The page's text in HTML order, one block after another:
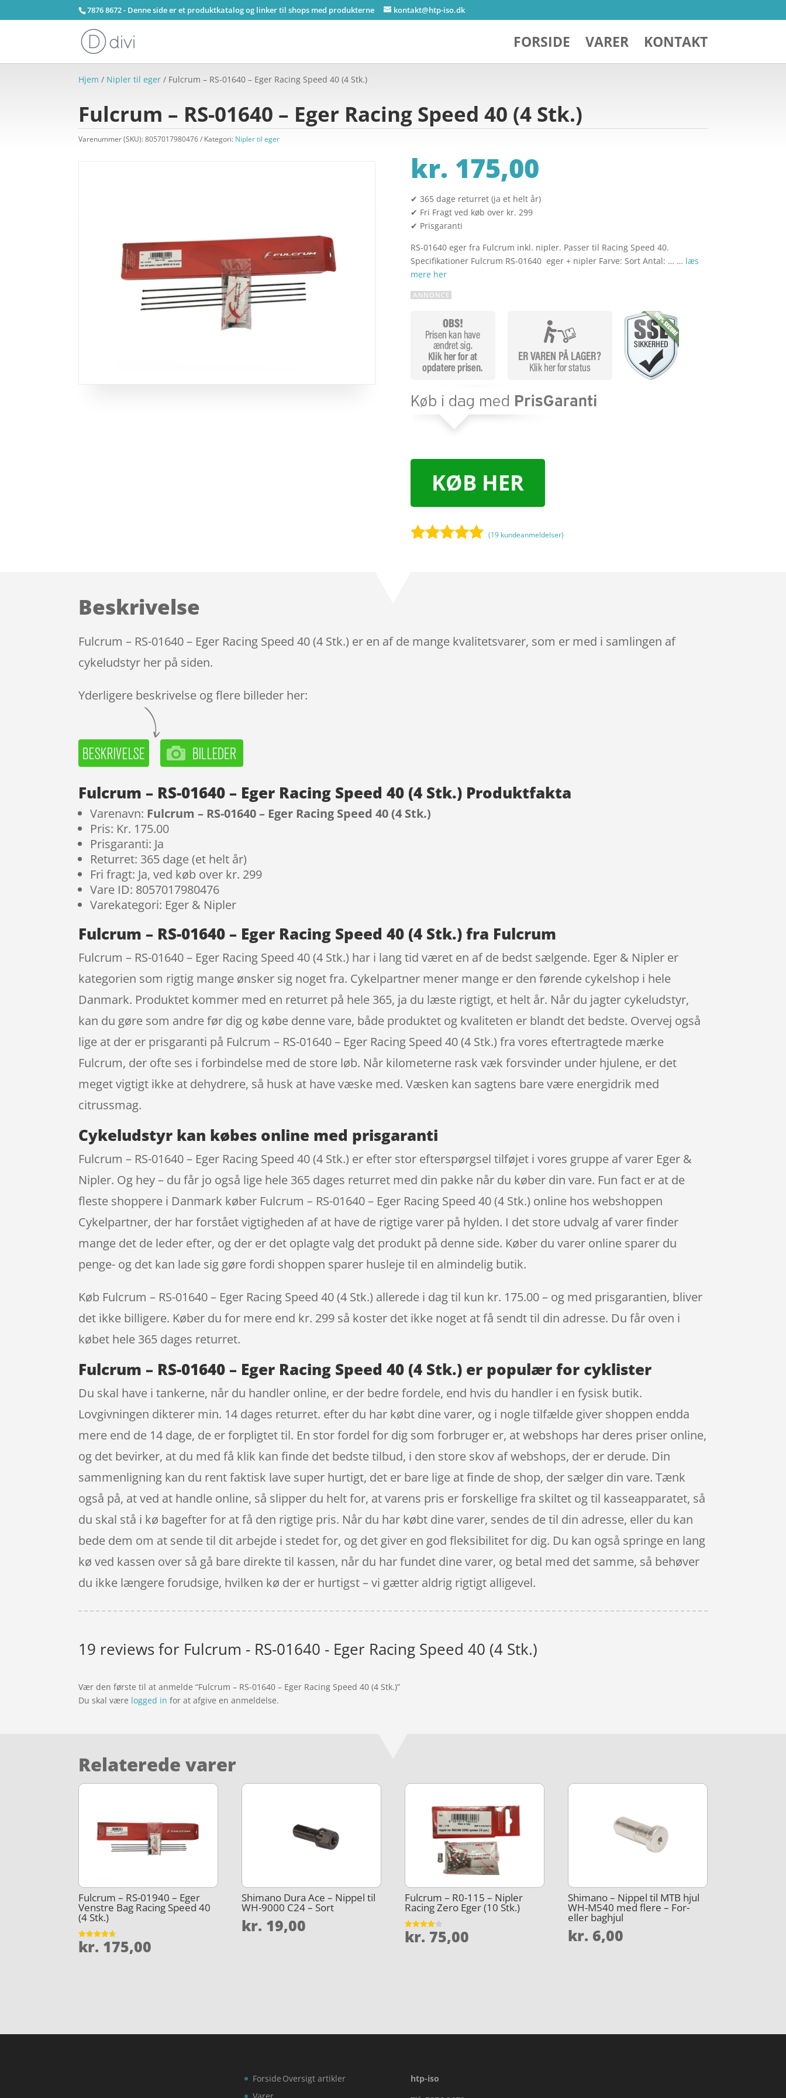
7876 8672 - Denne side er et produktkatalog og linker til shops med produkterne kontakt@htp-iso.dk
FORSIDE VARER KONTAKT
Hjem / Nipler til eger / Fulcrum – RS-01640 – Eger Racing Speed 40 (4 Stk.)
Fulcrum – RS-01640 – Eger Racing Speed 40 (4 Stk.)
Varenummer (SKU):8057017980476 Kategori: Nipler til eger
kr. 175,00
✔ 365 dage returret (ja et helt år)
✔ Fri Fragt ved køb over kr. 299
✔ Prisgaranti
RS-01640 eger fra Fulcrum inkl. nipler. Passer til Racing Speed 40.
Specifikationer Fulcrum RS-01640 eger + nipler Farve: Sort Antal: … … læs
mere her
KØB HER
(19 kundeanmeldelser)
Beskrivelse
Fulcrum – RS-01640 – Eger Racing Speed 40 (4 Stk.) er en af de mange kvalitetsvarer, som er med i samlingen af
cykeludstyr her på siden.
Yderligere beskrivelse og flere billeder her:
Fulcrum – RS-01640 – Eger Racing Speed 40 (4 Stk.) Produktfakta
Varenavn: Fulcrum – RS-01640 – Eger Racing Speed 40 (4 Stk.)
Pris: Kr. 175.00
Prisgaranti: Ja
Returret: 365 dage (et helt år)
Fri fragt: Ja, ved køb over kr. 299
Vare ID: 8057017980476
Varekategori: Eger & Nipler
Fulcrum – RS-01640 – Eger Racing Speed 40 (4 Stk.) fra Fulcrum
Fulcrum – RS-01640 – Eger Racing Speed 40 (4 Stk.) har i lang tid været en af de bedst sælgende. Eger & Nipler er
kategorien som rigtig mange ønsker sig noget fra. Cykelpartner mener mange er den førende cykelshop i hele
Danmark. Produktet kommer med en returret på hele 365, ja du læste rigtigt, et helt år. Når du jagter cykeludstyr,
kan du gøre som andre før dig og købe denne vare, både produktet og kvaliteten er blandt det bedste. Overvej også
lige at der er prisgaranti på Fulcrum – RS-01640 – Eger Racing Speed 40 (4 Stk.) fra vores eftertragtede mærke
Fulcrum, der ofte ses i forbindelse med de store løb. Når kilometerne rask væk forsvinder under hjulene, er det
meget vigtigt ikke at dehydrere, så husk at have væske med. Væsken kan sagtens bare være energidrik med
citrussmag.
Cykeludstyr kan købes online med prisgaranti
Fulcrum – RS-01640 – Eger Racing Speed 40 (4 Stk.) er efter stor efterspørgsel tilføjet i vores gruppe af varer Eger &
Nipler. Og hey – du får jo også lige hele 365 dages returret med din pakke når du køber din vare. Fun fact er at de
fleste shoppere i Danmark køber Fulcrum – RS-01640 – Eger Racing Speed 40 (4 Stk.) online hos webshoppen
Cykelpartner, der har forstået vigtigheden af at have de rigtige varer på hylden. I det store udvalg af varer finder
mange det de leder efter, og der er det oplagte valg det produkt på denne side. Køber du varer online sparer du
penge- og det kan lade sig gøre fordi shoppen sparer husleje til en almindelig butik.
Køb Fulcrum – RS-01640 – Eger Racing Speed 40 (4 Stk.) allerede i dag til kun kr. 175.00 – og med prisgarantien, bliver
det ikke billigere. Køber du for mere end kr. 299 så koster det ikke noget at få sendt til din adresse. Du får oven i
købet hele 365 dages returret.
Fulcrum – RS-01640 – Eger Racing Speed 40 (4 Stk.) er populær for cyklister
Du skal have i tankerne, når du handler online, er der bedre fordele, end hvis du handler i en fysisk butik.
Lovgivningen dikterer min. 14 dages returret. efter du har købt dine varer, og i nogle tilfælde giver shoppen endda
mere end de 14 dage, de er forpligtet til. En stor fordel for dig som forbruger er, at webshops har deres priser online,
og det bevirker, at du med få klik kan finde det bedste tilbud, i den store skov af webshops, der er derude. Din
sammenligning kan du rent faktisk lave super hurtigt, det er bare lige at finde de shop, der sælger din vare. Tænk
også på, at ved at handle online, så slipper du helt for, at varens pris er forskellige fra skiltet og til kasseapparatet, så
du skal stå i kø bagefter for at få den rigtige pris. Når du har købt dine varer, sendes de til din adresse, eller du kan
bede dem om at sende til dit arbejde i stedet for, og det giver en god fleksibilitet for dig. Du kan også springe en lang
kø ved kassen over så gå bare direkte til kassen, når du har fundet dine varer, og betal med det samme, så behøver
du ikke længere forudsige, hvilken kø der er hurtigst – vi gætter aldrig rigtigt alligevel.
19 reviews for Fulcrum - RS-01640 - Eger Racing Speed 40 (4 Stk.)
Vær den første til at anmelde “Fulcrum – RS-01640 – Eger Racing Speed 40 (4 Stk.)”
Du skal være logged in for at afgive en anmeldelse.
Relaterede varer
Fulcrum – RS-01940 – Eger
Venstre Bag Racing Speed 40
(4 Stk.)
Vurderet
4.7
kr. 175,00
Shimano Dura Ace – Nippel til
WH-9000 C24 – Sort
kr. 19,00
Fulcrum – R0-115 – Nipler
Racing Zero Eger (10 Stk.)
Vurderet
4
kr. 75,00
Shimano – Nippel til MTB hjul
WH-M540 med flere – For-
eller baghjul
kr. 6,00
Forside Oversigt artikler
htp-iso